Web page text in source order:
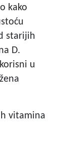
kako
starijih
D.
u
vitamina